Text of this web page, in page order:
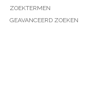
ZOEKTERMEN
GEAVANCEERD ZOEKEN